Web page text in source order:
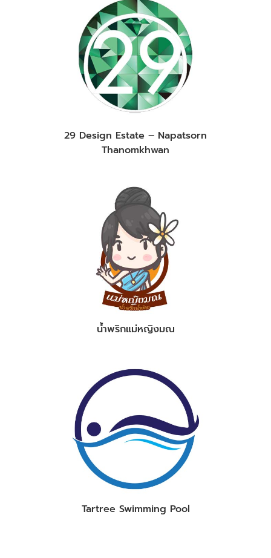
29 Design Estate – Napatsorn
Thanomkhwan
น้ำพริกแม่หญิงมณ
Tartree Swimming Pool